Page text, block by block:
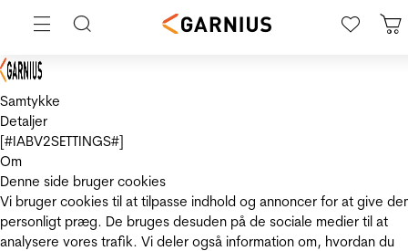
Samtykke
Detaljer
[#IABV2SETTINGS#]
Om
Denne side bruger cookies
Vi bruger cookies til at tilpasse indhold og annoncer for at give
personligt præg. De bruges desuden på de sociale medier til at
analysere vores trafik. Vi deler også information om, hvordan du